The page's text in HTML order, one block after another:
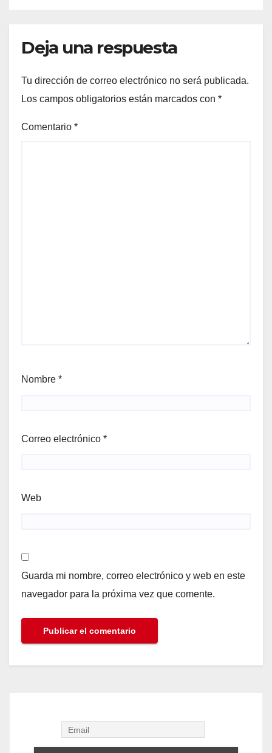
Deja una respuesta
Tu dirección de correo electrónico no será publicada.
Los campos obligatorios están marcados con *
Comentario *
Nombre *
Correo electrónico *
Web
Guarda mi nombre, correo electrónico y web en este
navegador para la próxima vez que comente.